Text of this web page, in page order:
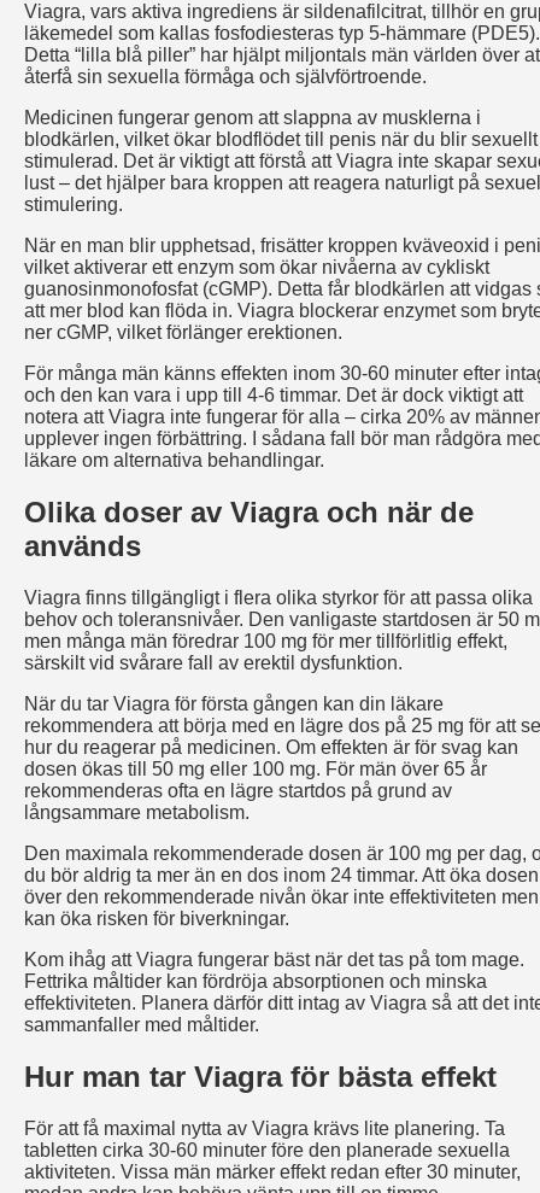
Viagra, vars aktiva ingrediens är sildenafilcitrat, tillhör en
läkemedel som kallas fosfodiesteras typ 5-hämmare (PDE5).
Detta “lilla blå piller” har hjälpt miljontals män världen över
återfå sin sexuella förmåga och självförtroende.
Medicinen fungerar genom att slappna av musklerna i
blodkärlen, vilket ökar blodflödet till penis när du blir sexuellt
stimulerad. Det är viktigt att förstå att Viagra inte skapar
lust – det hjälper bara kroppen att reagera naturligt på
stimulering.
När en man blir upphetsad, frisätter kroppen kväveoxid i
vilket aktiverar ett enzym som ökar nivåerna av cykliskt
guanosinmonofosfat (cGMP). Detta får blodkärlen att vidgas
att mer blod kan flöda in. Viagra blockerar enzymet som
ner cGMP, vilket förlänger erektionen.
För många män känns effekten inom 30-60 minuter efter
och den kan vara i upp till 4-6 timmar. Det är dock viktigt att
notera att Viagra inte fungerar för alla – cirka 20% av
upplever ingen förbättring. I sådana fall bör man rådgöra
läkare om alternativa behandlingar.
Olika doser av Viagra och när de
används
Viagra finns tillgängligt i flera olika styrkor för att passa olika
behov och toleransnivåer. Den vanligaste startdosen är 50
men många män föredrar 100 mg för mer tillförlitlig effekt,
särskilt vid svårare fall av erektil dysfunktion.
När du tar Viagra för första gången kan din läkare
rekommendera att börja med en lägre dos på 25 mg för att se
hur du reagerar på medicinen. Om effekten är för svag kan
dosen ökas till 50 mg eller 100 mg. För män över 65 år
rekommenderas ofta en lägre startdos på grund av
långsammare metabolism.
Den maximala rekommenderade dosen är 100 mg per dag,
du bör aldrig ta mer än en dos inom 24 timmar. Att öka dosen
över den rekommenderade nivån ökar inte effektiviteten men
kan öka risken för biverkningar.
Kom ihåg att Viagra fungerar bäst när det tas på tom mage.
Fettrika måltider kan fördröja absorptionen och minska
effektiviteten. Planera därför ditt intag av Viagra så att det
sammanfaller med måltider.
Hur man tar Viagra för bästa effekt
För att få maximal nytta av Viagra krävs lite planering. Ta
tabletten cirka 30-60 minuter före den planerade sexuella
aktiviteten. Vissa män märker effekt redan efter 30 minuter,